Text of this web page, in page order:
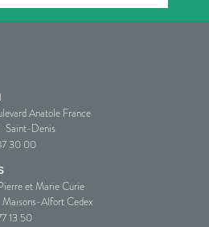
Anatole France
Saint-Denis
30 00
et Marie Curie
Maisons-Alfort Cedex
13 50